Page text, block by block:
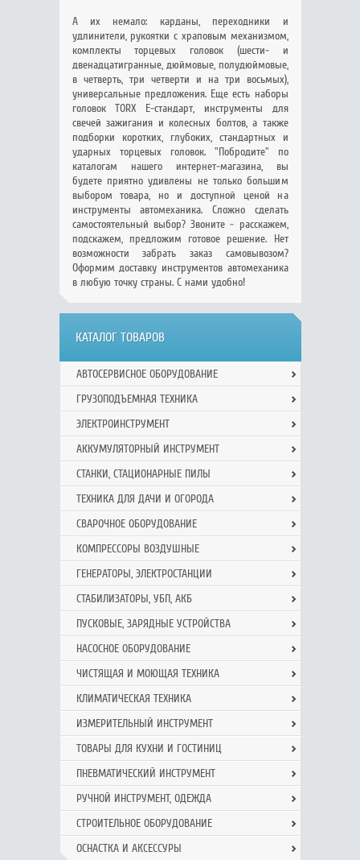
А их немало: карданы, переходники и
удлинители, рукоятки с храповым механизмом,
комплекты торцевых головок (шести- и
двенадцатигранные, дюймовые, полудюймовые,
в четверть, три четверти и на три восьмых),
универсальные предложения. Еще есть наборы
головок TORX Е-стандарт, инструменты для
свечей зажигания и колесных болтов, а также
подборки коротких, глубоких, стандартных и
ударных торцевых головок. "Побродите" по
каталогам нашего интернет-магазина, вы
будете приятно удивлены не только большим
выбором товара, но и доступной ценой на
инструменты автомеханика. Сложно сделать
самостоятельный выбор? Звоните - расскажем,
подскажем, предложим готовое решение. Нет
возможности забрать заказ самовывозом?
Оформим доставку инструментов автомеханика
в любую точку страны. С нами удобно!
КАТАЛОГ ТОВАРОВ
АВТОСЕРВИСНОЕ ОБОРУДОВАНИЕ
ГРУЗОПОДЪЕМНАЯ ТЕХНИКА
ЭЛЕКТРОИНСТРУМЕНТ
АККУМУЛЯТОРНЫЙ ИНСТРУМЕНТ
СТАНКИ, СТАЦИОНАРНЫЕ ПИЛЫ
ТЕХНИКА ДЛЯ ДАЧИ И ОГОРОДА
СВАРОЧНОЕ ОБОРУДОВАНИЕ
КОМПРЕССОРЫ ВОЗДУШНЫЕ
ГЕНЕРАТОРЫ, ЭЛЕКТРОСТАНЦИИ
СТАБИЛИЗАТОРЫ, УБП, АКБ
ПУСКОВЫЕ, ЗАРЯДНЫЕ УСТРОЙСТВА
НАСОСНОЕ ОБОРУДОВАНИЕ
ЧИСТЯЩАЯ И МОЮЩАЯ ТЕХНИКА
КЛИМАТИЧЕСКАЯ ТЕХНИКА
ИЗМЕРИТЕЛЬНЫЙ ИНСТРУМЕНТ
ТОВАРЫ ДЛЯ КУХНИ И ГОСТИНИЦ
ПНЕВМАТИЧЕСКИЙ ИНСТРУМЕНТ
РУЧНОЙ ИНCТРУМЕНТ, ОДЕЖДА
СТРОИТЕЛЬНОЕ ОБОРУДОВАНИЕ
ОСНАСТКА И АКСЕССУРЫ